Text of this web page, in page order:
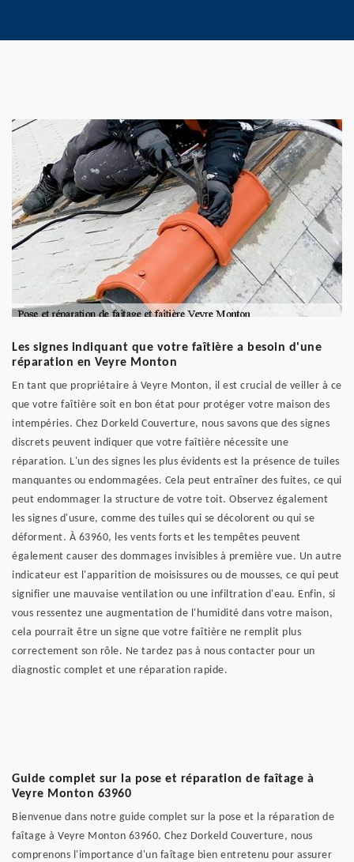
Les signes indiquant que votre faîtière a besoin d'une
réparation en Veyre Monton
En tant que propriétaire à Veyre Monton, il est crucial de veiller à ce
que votre faîtière soit en bon état pour protéger votre maison des
intempéries. Chez Dorkeld Couverture, nous savons que des signes
discrets peuvent indiquer que votre faîtière nécessite une
réparation. L'un des signes les plus évidents est la présence de tuiles
manquantes ou endommagées. Cela peut entraîner des fuites, ce qui
peut endommager la structure de votre toit. Observez également
les signes d'usure, comme des tuiles qui se décolorent ou qui se
déforment. À 63960, les vents forts et les tempêtes peuvent
également causer des dommages invisibles à première vue. Un autre
indicateur est l'apparition de moisissures ou de mousses, ce qui peut
signifier une mauvaise ventilation ou une infiltration d'eau. Enfin, si
vous ressentez une augmentation de l'humidité dans votre maison,
cela pourrait être un signe que votre faîtière ne remplit plus
correctement son rôle. Ne tardez pas à nous contacter pour un
diagnostic complet et une réparation rapide.
Guide complet sur la pose et réparation de faîtage à
Veyre Monton 63960
Bienvenue dans notre guide complet sur la pose et la réparation de
faîtage à Veyre Monton 63960. Chez Dorkeld Couverture, nous
comprenons l'importance d'un faîtage bien entretenu pour assurer